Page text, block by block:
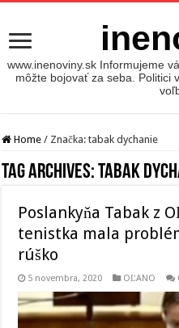
www.inenoviny.sk Informujeme
môžte bojovať za seba. Politici
Home / Značka:tabak dychanie
Tag Archives:tabak
Poslankyňa Tabak z
tenistka mala
rúško
5 novembra, 2020 OĽANO